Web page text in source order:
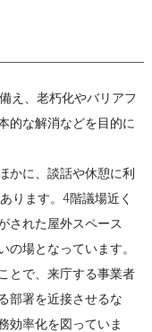
え、老朽化やバリアフ
的な解消などを目的に
かに、談話や休憩に利
ります。4階議場近く
された屋外スペース
の場となっています。
とで、来庁する事業者
部署を近接させるな
効率化を図っていま